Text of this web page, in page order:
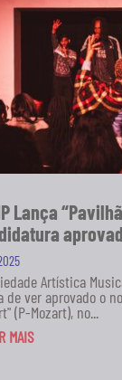
Lança
Artística
de ver aprovado o
(P-Mozart), no...
MAIS